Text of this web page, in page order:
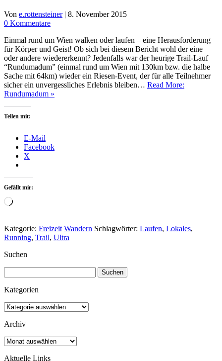
Von e.rottensteiner | 8. November 2015
0 Kommentare
Einmal rund um Wien walken oder laufen – eine Herausforderung
für Körper und Geist! Ob sich bei diesem Bericht wohl der eine
oder andere wiedererkennt? Jedenfalls war der heurige Trail-Lauf
“Rundumadum” (einmal rund um Wien mit 130km bzw. die halbe
Sache mit 64km) wieder ein Riesen-Event, der für alle Teilnehmer
sicher ein unvergessliches Erlebnis bleiben… Read More:
Rundumadum »
Teilen mit:
E-Mail
Facebook
X
Gefällt mir:
Wird
Kategorie: Freizeit Wandern Schlagwörter: Laufen, Lokales,
Running, Trail, Ultra
Suchen
nach:
Kategorien
Kategorien
Archiv
Archiv
Aktuelle Links